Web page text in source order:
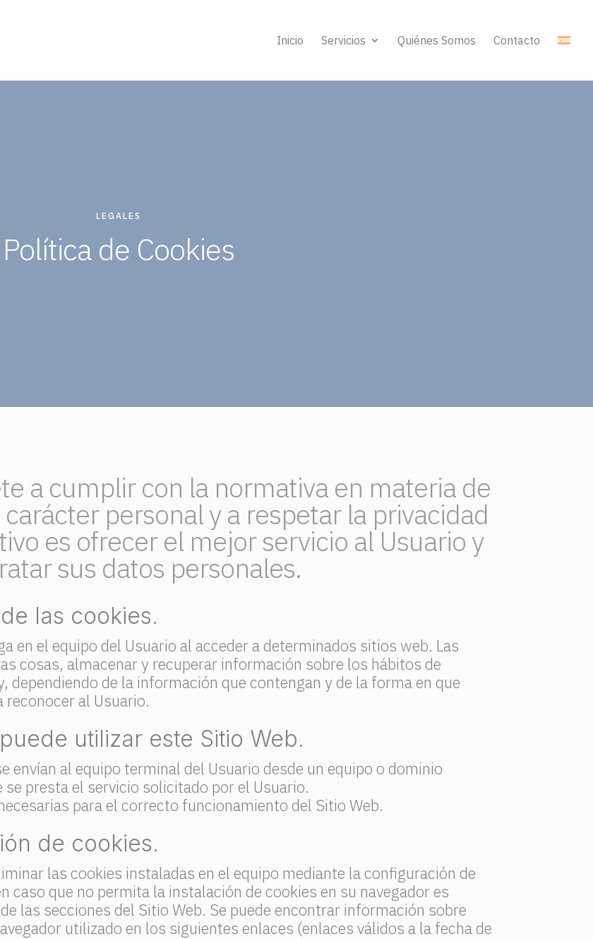
Inicio Servicios Quiénes Somos Contacto
LEGALES
Política de Cookies
a cumplir con la normativa en materia de
personal y a respetar la privacidad
es ofrecer el mejor servicio al Usuario y
sus datos personales.
las cookies.
en el equipo del Usuario al acceder a determinados sitios web. Las
cosas, almacenar y recuperar información sobre los hábitos de
dependiendo de la información que contengan y de la forma en que
al Usuario.
utilizar este Sitio Web.
envían al equipo terminal del Usuario desde un equipo o dominio
presta el servicio solicitado por el Usuario.
para el correcto funcionamiento del Sitio Web.
de cookies.
las cookies instaladas en el equipo mediante la configuración de
caso que no permita la instalación de cookies en su navegador es
las secciones del Sitio Web. Se puede encontrar información sobre
utilizado en los siguientes enlaces (enlaces válidos a la fecha de